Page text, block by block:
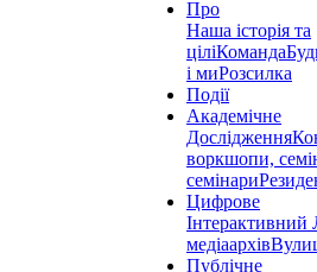
Про
Наша історія та
ціліКоманда
і миРозсилка
Події
Академічне
Дослідження
воркшопи,
семінари
Цифрове
Інтерактивний
медіаархів
Публічне